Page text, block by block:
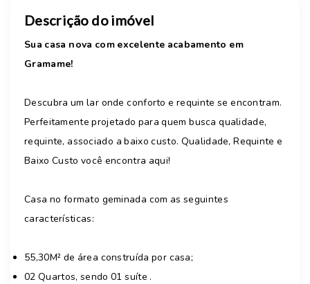
Descrição do imóvel
Sua casa nova com excelente acabamento em
Gramame!
Descubra um lar onde conforto e requinte se encontram.
Perfeitamente projetado para quem busca qualidade,
requinte, associado a baixo custo. Qualidade, Requinte e
Baixo Custo você encontra aqui!
Casa no formato geminada com as seguintes
características:
55,30M² de área construída por casa;
02 Quartos, sendo 01 suíte .